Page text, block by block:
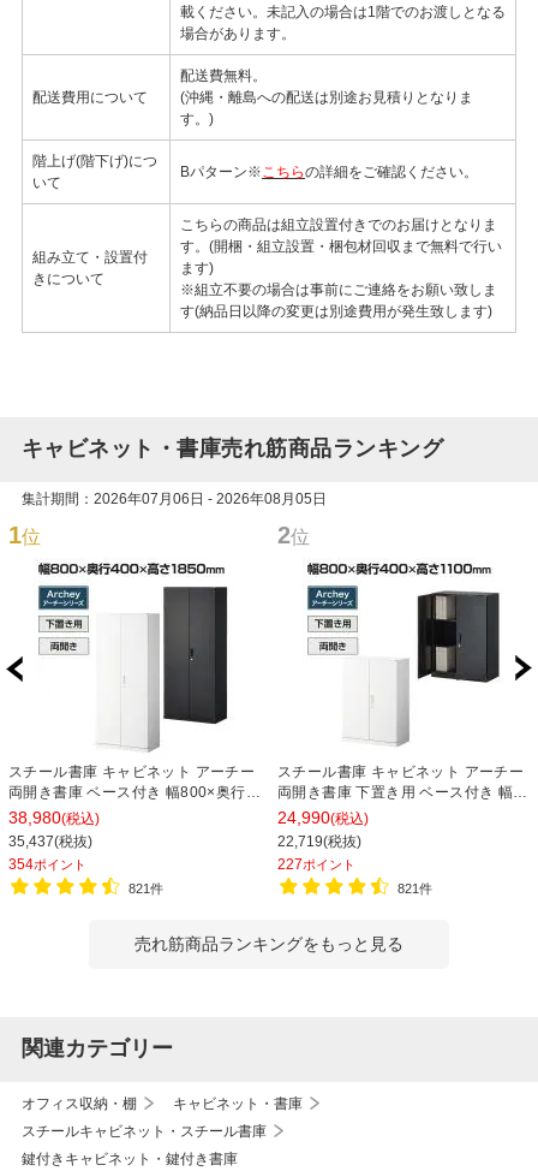
載ください。未記入の場合は1階でのお渡しとなる
場合があります。
配送費用について
配送費無料。
(沖縄・離島への配送は別途お見積りとなりま
す。)
階上げ(階下げ)につ
いて
Bパターン※こちらの詳細をご確認ください。
組み立て・設置付
きについて
こちらの商品は組立設置付きでのお届けとなりま
す。(開梱・組立設置・梱包材回収まで無料で行い
ます)
※組立不要の場合は事前にご連絡をお願い致しま
す(納品日以降の変更は別途費用が発生致します)
キャビネット・書庫売れ筋商品ランキング
集計期間：2026年07月06日 - 2026年08月05日
1位
スチール書庫 キャビネット アーチー
両開き書庫 ベース付き 幅800×奥行
400×高さ1850mm
38,980(税込)
35,437(税抜)
354ポイント
821件
2位
スチール書庫 キャビネット アーチー
両開き書庫 下置き用 ベース付き 幅
800×奥行400×高さ1100mm
24,990(税込)
22,719(税抜)
227ポイント
821件
売れ筋商品ランキングをもっと見る
関連カテゴリー
オフィス収納・棚
キャビネット・書庫
スチールキャビネット・スチール書庫
鍵付きキャビネット・鍵付き書庫